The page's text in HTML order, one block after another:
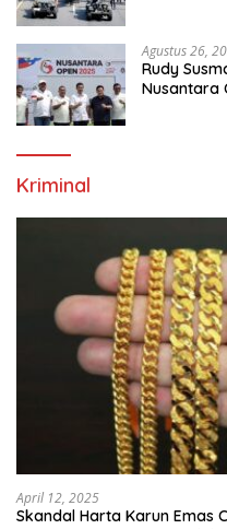
Agustus 26,
Rudy
Nusantara
Kriminal
April 12, 2025
Skandal Harta Karun Emas